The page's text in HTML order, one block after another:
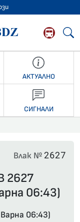
БДЖ -
АКТУАЛНО
СИГНАЛИ
Влак №2627
2627
06:43)
06:43)